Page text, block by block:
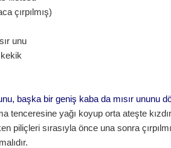
çırpılmış)
unu
başka bir geniş kaba da mısır ununu
tenceresine yağı koyup orta ateşte
piliçleri sırasıyla önce una sonra